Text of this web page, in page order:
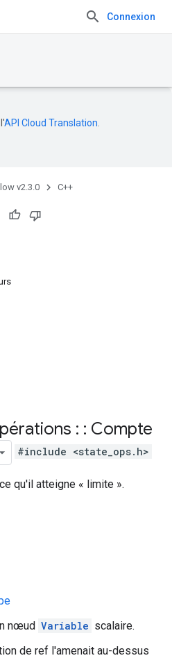
Connexion
API Cloud Translation
v2.3.0 C++
: : Compte
#include <state_ops.h>
qu'il atteigne « limite ».
nœud Variable scalaire.
de ref l'amenait au-dessus